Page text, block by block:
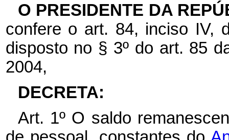
O PRESIDENTE DA
confere o art. 84, inciso IV,
disposto no § 3º do art. 85
2004,
DECRETA:
Art. 1º O saldo